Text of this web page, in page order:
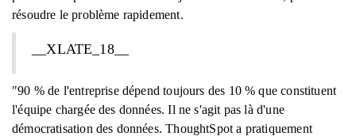
résoudre le problème rapidement.
__XLATE_18__
"90 % de l'entreprise dépend toujours des 10 % que constituent
l'équipe chargée des données. Il ne s'agit pas là d'une
démocratisation des données. ThoughtSpot a pratiquement